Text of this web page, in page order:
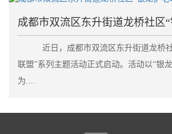
近日，成都市双流区东升街道龙桥社
联盟”系列主题活动正式启动。活动以“银
为....